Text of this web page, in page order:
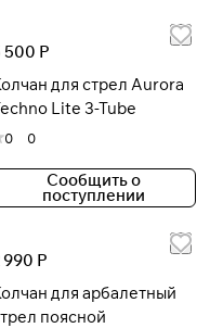
500 Р
для стрел Aurora
Lite 3-Tube
0 0
Сообщить о
поступлении
990 Р
для арбалетный
поясной